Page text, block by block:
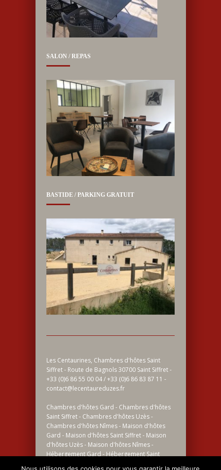
SALON / REPAS
BASTIDE / PARKING GRATUIT
Les Centaurines, Chambres d'hôtes Saint
Siffret - Route de Bagnols 30700 Saint Siffret -
+33 (0)6 86 55 00 04 / +33 (0)6 86 83 87 11 -
contact@lecentaureduzes.fr
Chambres d'hôtes Gard - Chambres d'hôtes
Saint Siffret - Chambres d'hôtes Uzès -
Chambres d'hôtes Nîmes - Maison d'hôtes
Gard - Maison d'hôtes Saint Siffret - Maison
d'hôtes Uzès - Maison d'hôtes Nîmes -
Hébergement Gard - Hébergement Saint